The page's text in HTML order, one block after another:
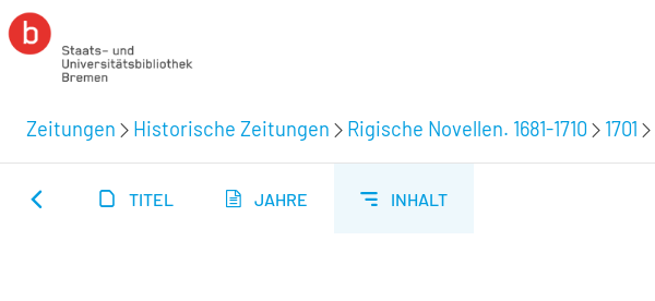
Zeitungen Historische Zeitungen Rigische Novellen. 1681-1710 1701
TITEL JAHRE INHALT